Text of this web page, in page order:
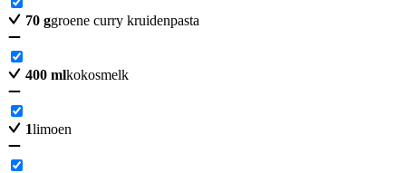
70 ggroene curry kruidenpasta
400 mlkokosmelk
1limoen